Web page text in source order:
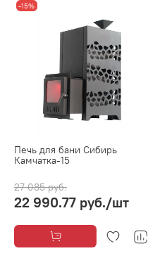
-15%
Печь для бани Сибирь
Камчатка-15
27 085 руб.
22 990.77 руб./шт